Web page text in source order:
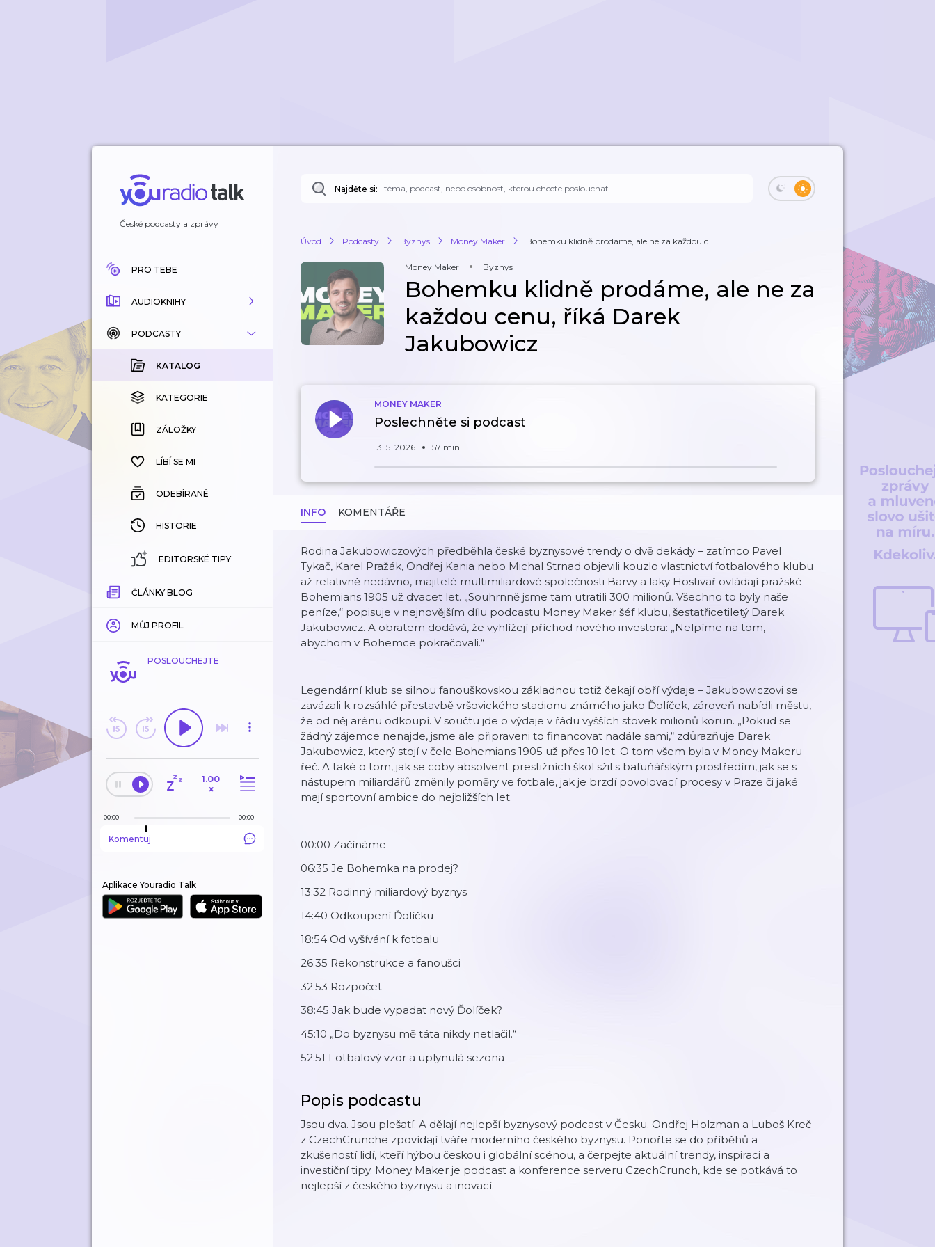
České podcasty a zprávy
PRO TEBE
AUDIOKNIHY
KATALOG
KOUPENÉ
KATEGORIE
ZÁLOŽKY
HISTORIE
PODCASTY
KATALOG
KATEGORIE
ZÁLOŽKY
LÍBÍ SE MI
ODEBÍRANÉ
HISTORIE
EDITORSKÉ TIPY
ČLÁNKY BLOG
MŮJ PROFIL
POSLOUCHEJTE
1.00
×
00:00 00:00
Komentuj
Aplikace Youradio Talk
Najděte si:
Úvod Podcasty Byznys Money Maker Bohemku klidně prodáme, ale ne za každou c...
Money Maker Byznys
Bohemku klidně prodáme, ale ne za
každou cenu, říká Darek
Jakubowicz
MONEY MAKER
Poslechněte si podcast
13. 5. 2026 57 min
INFO KOMENTÁŘE
Rodina Jakubowiczových předběhla české byznysové trendy o dvě dekády – zatímco Pavel
Tykač, Karel Pražák, Ondřej Kania nebo Michal Strnad objevili kouzlo vlastnictví fotbalového klubu
až relativně nedávno, majitelé multimiliardové společnosti Barvy a laky Hostivař ovládají pražské
Bohemians 1905 už dvacet let. „Souhrnně jsme tam utratili 300 milionů. Všechno to byly naše
peníze,“ popisuje v nejnovějším dílu podcastu Money Maker šéf klubu, šestatřicetiletý Darek
Jakubowicz. A obratem dodává, že vyhlížejí příchod nového investora: „Nelpíme na tom,
abychom v Bohemce pokračovali.“
Legendární klub se silnou fanouškovskou základnou totiž čekají obří výdaje – Jakubowiczovi se
zavázali k rozsáhlé přestavbě vršovického stadionu známého jako Ďolíček, zároveň nabídli městu,
že od něj arénu odkoupí. V součtu jde o výdaje v řádu vyšších stovek milionů korun. „Pokud se
žádný zájemce nenajde, jsme ale připraveni to financovat nadále sami,“ zdůrazňuje Darek
Jakubowicz, který stojí v čele Bohemians 1905 už přes 10 let. O tom všem byla v Money Makeru
řeč. A také o tom, jak se coby absolvent prestižních škol sžil s bafuňářským prostředím, jak se s
nástupem miliardářů změnily poměry ve fotbale, jak je brzdí povolovací procesy v Praze či jaké
mají sportovní ambice do nejbližších let.
00:00 Začínáme
06:35 Je Bohemka na prodej?
13:32 Rodinný miliardový byznys
14:40 Odkoupení Ďolíčku
18:54 Od vyšívání k fotbalu
26:35 Rekonstrukce a fanoušci
32:53 Rozpočet
38:45 Jak bude vypadat nový Ďolíček?
45:10 „Do byznysu mě táta nikdy netlačil.“
52:51 Fotbalový vzor a uplynulá sezona
Popis podcastu
Jsou dva. Jsou plešatí. A dělají nejlepší byznysový podcast v Česku. Ondřej Holzman a Luboš Kreč
z CzechCrunche zpovídají tváře moderního českého byznysu. Ponořte se do příběhů a
zkušeností lidí, kteří hýbou českou i globální scénou, a čerpejte aktuální trendy, inspiraci a
investiční tipy. Money Maker je podcast a konference serveru CzechCrunch, kde se potkává to
nejlepší z českého byznysu a inovací.